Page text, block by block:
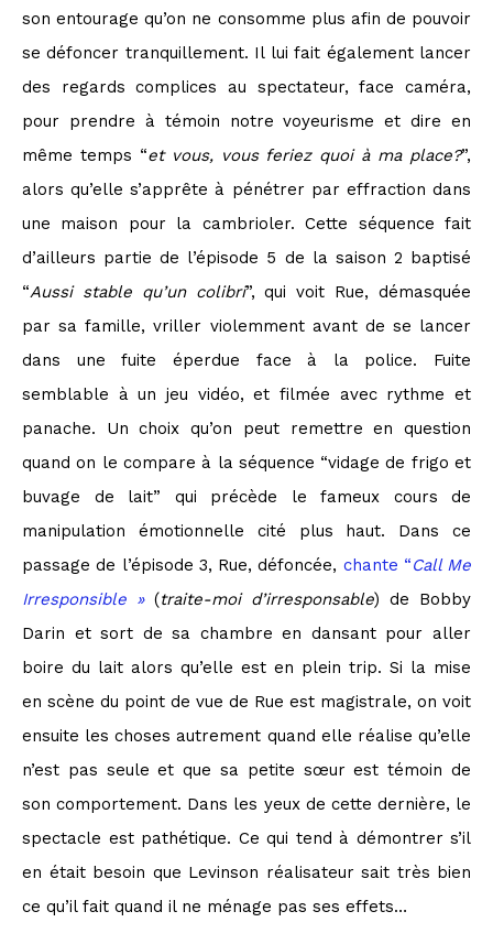
son entourage qu’on ne consomme plus afin de pouvoir
se défoncer tranquillement. Il lui fait également lancer
des regards complices au spectateur, face caméra,
pour prendre à témoin notre voyeurisme et dire en
même temps “et vous, vous feriez quoi à ma place?”,
alors qu’elle s’apprête à pénétrer par effraction dans
une maison pour la cambrioler. Cette séquence fait
d’ailleurs partie de l’épisode 5 de la saison 2 baptisé
“Aussi stable qu’un colibri”, qui voit Rue, démasquée
par sa famille, vriller violemment avant de se lancer
dans une fuite éperdue face à la police. Fuite
semblable à un jeu vidéo, et filmée avec rythme et
panache. Un choix qu’on peut remettre en question
quand on le compare à la séquence “vidage de frigo et
buvage de lait” qui précède le fameux cours de
manipulation émotionnelle cité plus haut. Dans ce
passage de l’épisode 3, Rue, défoncée, chante “Call Me
Irresponsible »(traite-moi d’irresponsable) de Bobby
Darin et sort de sa chambre en dansant pour aller
boire du lait alors qu’elle est en plein trip. Si la mise
en scène du point de vue de Rue est magistrale, on voit
ensuite les choses autrement quand elle réalise qu’elle
n’est pas seule et que sa petite sœur est témoin de
son comportement. Dans les yeux de cette dernière, le
spectacle est pathétique. Ce qui tend à démontrer s’il
en était besoin que Levinson réalisateur sait très bien
ce qu’il fait quand il ne ménage pas ses effets…